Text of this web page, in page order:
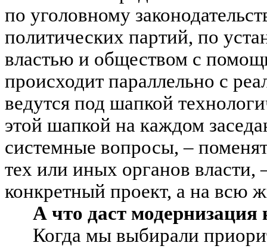
по уголовному
политических партий, по
властью и обществом с
происходит параллельно с
ведутся под шапкой
этой шапкой на каждом
системные вопросы, –
тех или иных органов власти,
конкретный проект, а на всю
А что даст
Когда мы выбирали